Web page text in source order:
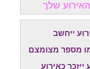
שלך
ייחשב
מספר מצומצם
כאירוע